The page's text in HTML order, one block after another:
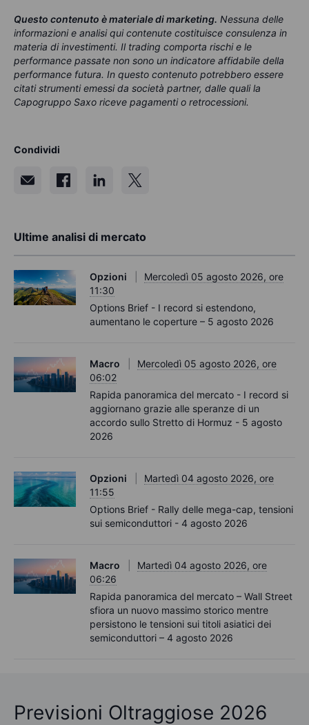
Questo contenuto è materiale di marketing. Nessuna delle
informazioni e analisi qui contenute costituisce consulenza in
materia di investimenti. Il trading comporta rischi e le
performance passate non sono un indicatore affidabile della
performance futura. In questo contenuto potrebbero essere
citati strumenti emessi da società partner, dalle quali la
Capogruppo Saxo riceve pagamenti o retrocessioni.
Condividi
Ultime analisi di mercato
Opzioni
Mercoledì 05 agosto 2026, ore
11:30
Options Brief - I record si estendono,
aumentano le coperture – 5 agosto 2026
Macro
Mercoledì 05 agosto 2026, ore
06:02
Rapida panoramica del mercato - I record si
aggiornano grazie alle speranze di un
accordo sullo Stretto di Hormuz - 5 agosto
2026
Opzioni
Martedì 04 agosto 2026, ore
11:55
Options Brief - Rally delle mega-cap, tensioni
sui semiconduttori - 4 agosto 2026
Macro
Martedì 04 agosto 2026, ore
06:26
Rapida panoramica del mercato – Wall Street
sfiora un nuovo massimo storico mentre
persistono le tensioni sui titoli asiatici dei
semiconduttori – 4 agosto 2026
Previsioni Oltraggiose 2026